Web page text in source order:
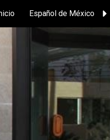
Español de México